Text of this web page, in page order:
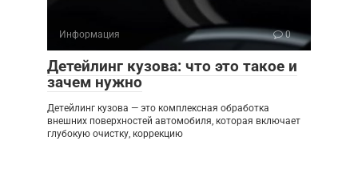
Информация 0
Детейлинг кузова: что это такое и
зачем нужно
Детейлинг кузова — это комплексная обработка
внешних поверхностей автомобиля, которая включает
глубокую очистку, коррекцию